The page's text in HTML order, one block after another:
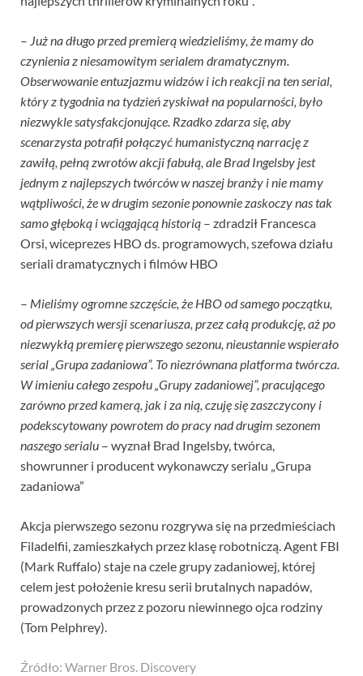
– Już na długo przed premierą wiedzieliśmy, że mamy do
czynienia z niesamowitym serialem dramatycznym.
Obserwowanie entuzjazmu widzów i ich reakcji na ten serial,
który z tygodnia na tydzień zyskiwał na popularności, było
niezwykle satysfakcjonujące. Rzadko zdarza się, aby
scenarzysta potrafił połączyć humanistyczną narrację z
zawiłą, pełną zwrotów akcji fabułą, ale Brad Ingelsby jest
jednym z najlepszych twórców w naszej branży i nie mamy
wątpliwości, że w drugim sezonie ponownie zaskoczy nas tak
samo głęboką i wciągającą historią – zdradził Francesca
Orsi, wiceprezes HBO ds. programowych, szefowa działu
seriali dramatycznych i filmów HBO
– Mieliśmy ogromne szczęście, że HBO od samego początku,
od pierwszych wersji scenariusza, przez całą produkcję, aż po
niezwykłą premierę pierwszego sezonu, nieustannie wspierało
serial „Grupa zadaniowa”. To niezrównana platforma twórcza.
W imieniu całego zespołu „Grupy zadaniowej”, pracującego
zarówno przed kamerą, jak i za nią, czuję się zaszczycony i
podekscytowany powrotem do pracy nad drugim sezonem
naszego serialu – wyznał Brad Ingelsby, twórca,
showrunner i producent wykonawczy serialu „Grupa
zadaniowa”
Akcja pierwszego sezonu rozgrywa się na przedmieściach
Filadelfii, zamieszkałych przez klasę robotniczą. Agent FBI
(Mark Ruffalo) staje na czele grupy zadaniowej, której
celem jest położenie kresu serii brutalnych napadów,
prowadzonych przez z pozoru niewinnego ojca rodziny
(Tom Pelphrey).
Źródło: Warner Bros. Discovery